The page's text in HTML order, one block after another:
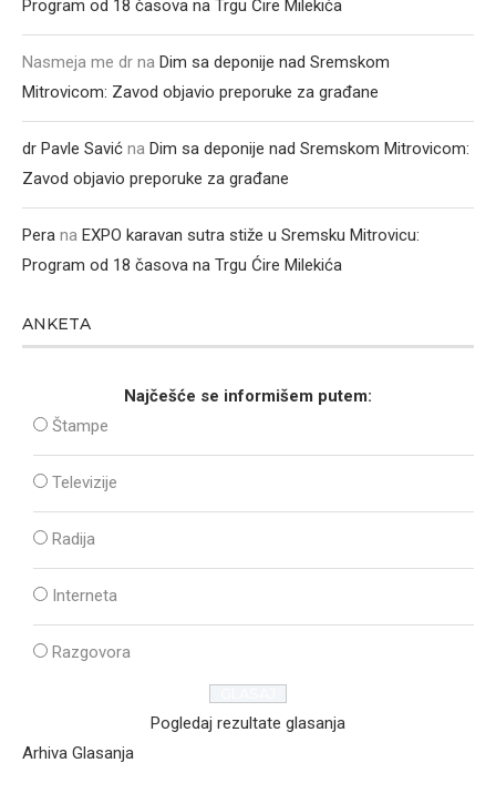
Program od 18 časova na Trgu Ćire Milekića
Nasmeja me dr na Dim sa deponije nad Sremskom
Mitrovicom: Zavod objavio preporuke za građane
dr Pavle Savić na Dim sa deponije nad Sremskom Mitrovicom:
Zavod objavio preporuke za građane
Pera na EXPO karavan sutra stiže u Sremsku Mitrovicu:
Program od 18 časova na Trgu Ćire Milekića
ANKETA
Najčešće se informišem putem:
Štampe
Televizije
Radija
Interneta
Razgovora
Pogledaj rezultate glasanja
Arhiva Glasanja